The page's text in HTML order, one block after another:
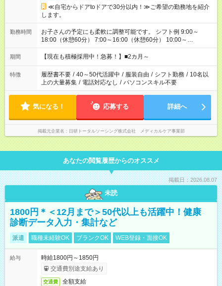
≪自宅からドアtoドアで30分以内！≫ご希望の勤務地を紹介
します。
勤務時間
お子さんの予定にも柔軟に調整可能です。 シフト例 9:00～
18:00（休憩60分） 7:00～16:00（休憩60分） 10:00～
19:00（休憩60分） ※Wワーク希望の方へ 今ご覧のお仕事で希
望する勤務時間と、もう1つのお仕事の勤務時間の合計が 週40
期間 【現在も積極採用中！急募！】■2カ月～
特徴 履歴書不要 / 40～50代活躍中 / 服装自由 / シフト勤務 / 10名以
上の大量募集 / 電話対応なし / パソコンスキル不要
気になる！ 応募する 詳細へ
掲載元企業名 日研トータルソーシング株式会社 メディカルケア事業部
あなたの閲覧履歴からのオススメ
掲載日：2026.08.07
未読
1800円＊＜12月まで＞50代以上も活躍中！健康
診断データ入力・集計など
派遣 職種未経験OK ブランクOK WEB登録・面接OK
給与
時給1800円～1850円
交通費別途支給あり
交通費 全額支給